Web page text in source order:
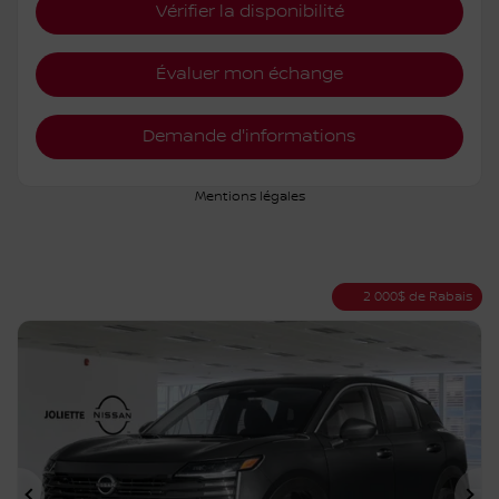
Vérifier la disponibilité
Évaluer mon échange
Demande d'informations
Mentions légales
2 000$ de Rabais